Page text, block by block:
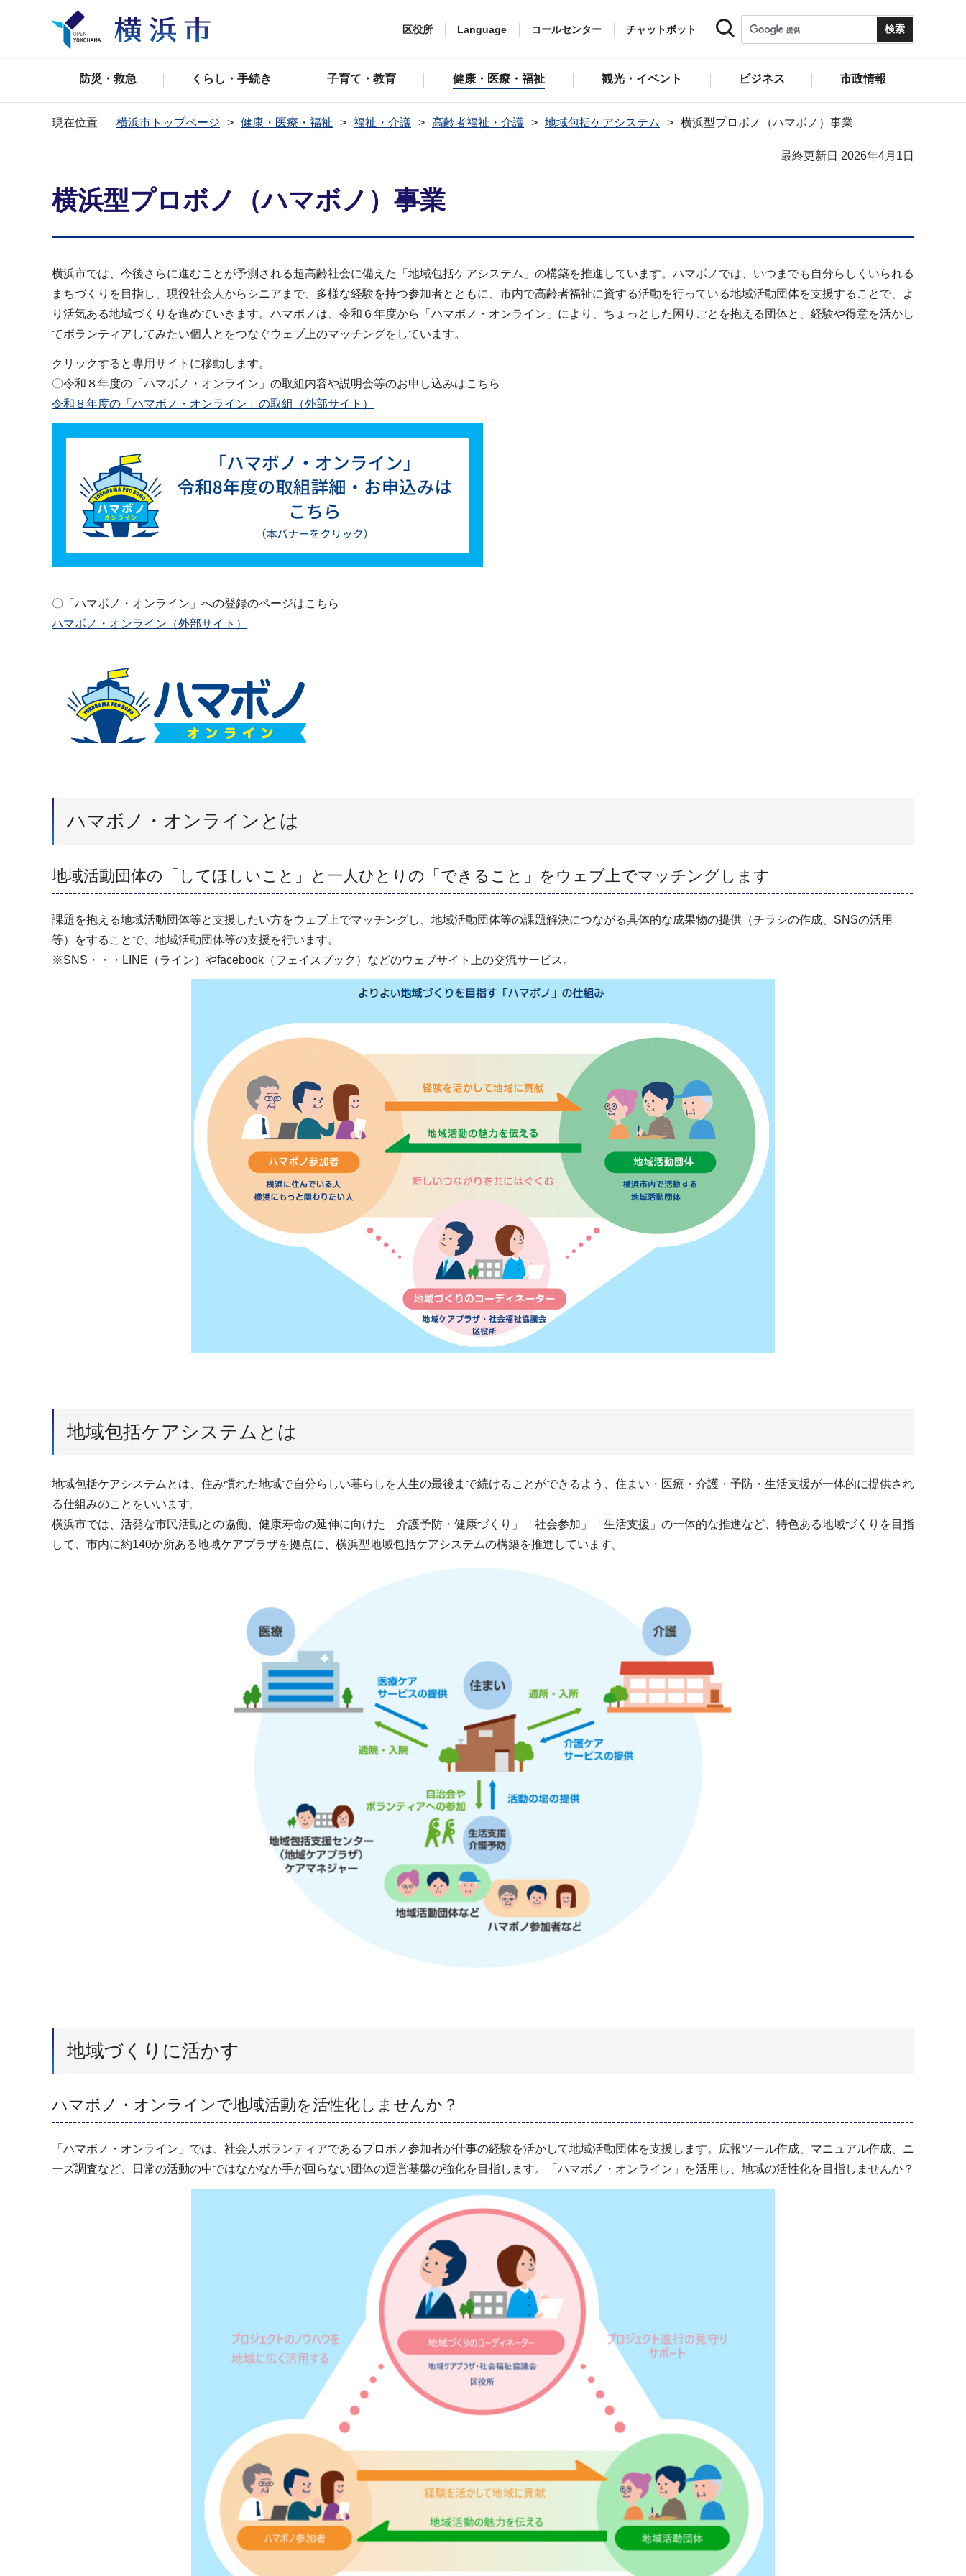
区役所 Language コールセンター チャットボット
防災・救急 くらし・手続き 子育て・教育 健康・医療・福祉 観光・イベント ビジネス 市政情報
現在位置 横浜市トップページ 健康・医療・福祉 福祉・介護 高齢者福祉・介護 地域包括ケアシステム 横浜型プロボノ（ハマボノ）事業
最終更新日 2026年4月1日
横浜型プロボノ（ハマボノ）事業
横浜市では、今後さらに進むことが予測される超高齢社会に備えた「地域包括ケアシステム」の構築を推進しています。ハマボノでは、いつまでも自分らしくいられる
まちづくりを目指し、現役社会人からシニアまで、多様な経験を持つ参加者とともに、市内で高齢者福祉に資する活動を行っている地域活動団体を支援することで、よ
り活気ある地域づくりを進めていきます。ハマボノは、令和６年度から「ハマボノ・オンライン」により、ちょっとした困りごとを抱える団体と、経験や得意を活かし
てボランティアしてみたい個人とをつなぐウェブ上のマッチングをしています。
クリックすると専用サイトに移動します。
〇令和８年度の「ハマボノ・オンライン」の取組内容や説明会等のお申し込みはこちら
令和８年度の「ハマボノ・オンライン」の取組（外部サイト）
〇「ハマボノ・オンライン」への登録のページはこちら
ハマボノ・オンライン（外部サイト）
ハマボノ・オンラインとは
地域活動団体の「してほしいこと」と一人ひとりの「できること」をウェブ上でマッチングします
課題を抱える地域活動団体等と支援したい方をウェブ上でマッチングし、地域活動団体等の課題解決につながる具体的な成果物の提供（チラシの作成、SNSの活用
等）をすることで、地域活動団体等の支援を行います。
※SNS・・・LINE（ライン）やfacebook（フェイスブック）などのウェブサイト上の交流サービス。
地域包括ケアシステムとは
地域包括ケアシステムとは、住み慣れた地域で自分らしい暮らしを人生の最後まで続けることができるよう、住まい・医療・介護・予防・生活支援が一体的に提供され
る仕組みのことをいいます。
横浜市では、活発な市民活動との協働、健康寿命の延伸に向けた「介護予防・健康づくり」「社会参加」「生活支援」の一体的な推進など、特色ある地域づくりを目指
して、市内に約140か所ある地域ケアプラザを拠点に、横浜型地域包括ケアシステムの構築を推進しています。
地域づくりに活かす
ハマボノ・オンラインで地域活動を活性化しませんか？
「ハマボノ・オンライン」では、社会人ボランティアであるプロボノ参加者が仕事の経験を活かして地域活動団体を支援します。広報ツール作成、マニュアル作成、ニ
ーズ調査など、日常の活動の中ではなかなか手が回らない団体の運営基盤の強化を目指します。「ハマボノ・オンライン」を活用し、地域の活性化を目指しませんか？